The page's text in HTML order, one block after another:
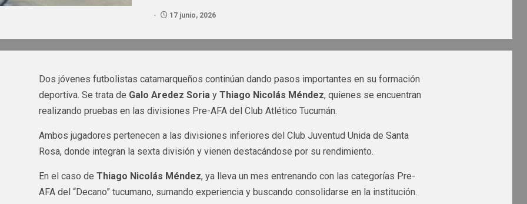
17 junio, 2026
Dos jóvenes futbolistas catamarqueños continúan dando pasos importantes en su formación
deportiva. Se trata de Galo Aredez Soriay Thiago Nicolás Méndez, quienes se encuentran
realizando pruebas en las divisiones Pre-AFA del Club Atlético Tucumán.
Ambos jugadores pertenecen a las divisiones inferiores del Club Juventud Unida de Santa
Rosa, donde integran la sexta división y vienen destacándose por su rendimiento.
En el caso de Thiago Nicolás Méndez, ya lleva un mes entrenando con las categorías Pre-
AFA del “Decano” tucumano, sumando experiencia y buscando consolidarse en la institución.